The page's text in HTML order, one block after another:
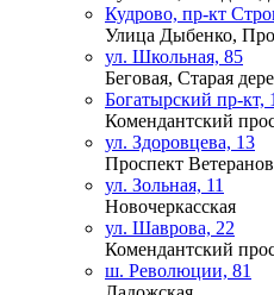
Кудрово, пр-кт
Улица Дыбенко,
ул. Школьная, 85
Беговая, Старая
Богатырский пр-кт,
Комендантский
ул. Здоровцева, 13
Проспект Ветеранов
ул. Зольная, 11
Новочеркасская
ул. Шаврова, 22
Комендантский
ш. Революции, 81